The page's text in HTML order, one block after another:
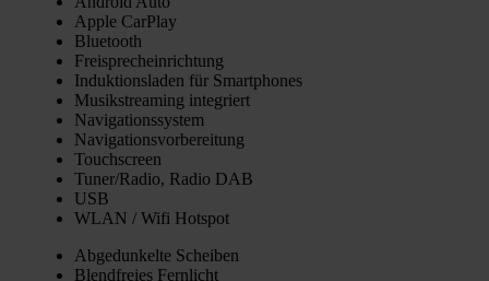
Apple Car­Play
Blue­tooth
Frei­sprech­ein­rich­tung
Induk­ti­ons­la­den für Smart­phones
Musik­strea­ming inte­griert
Navi­ga­ti­ons­sys­tem
Navi­ga­ti­ons­vor­be­rei­tung
Touch­screen
Tuner/Radio, Radio DAB
USB
WLAN / Wifi Hot­spot
Abge­dun­kel­te Schei­ben
Blend­frei­es Fern­licht